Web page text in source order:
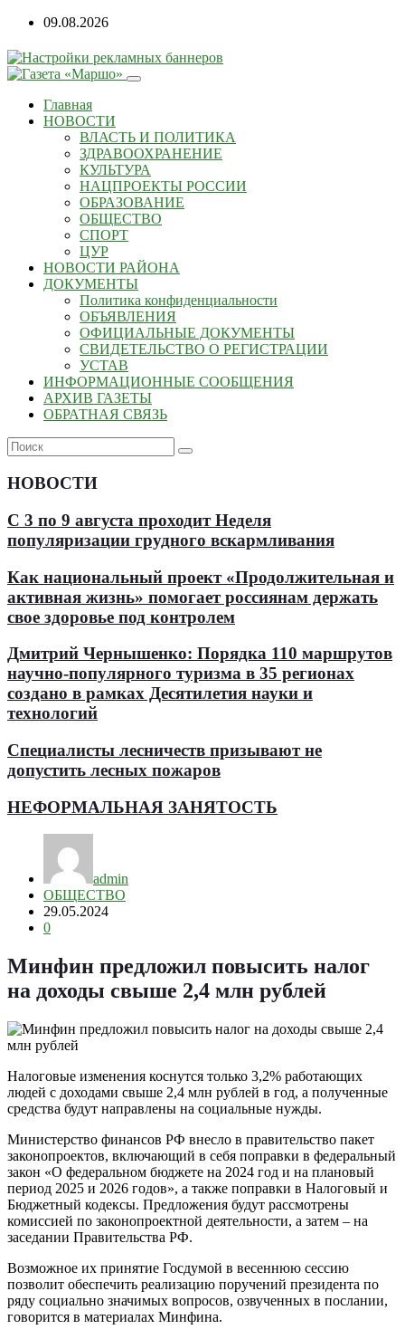
Перейти
содержанию
09.08.2026
Главная
НОВОСТИ
ВЛАСТЬ И ПОЛИТИКА
ЗДРАВООХРАНЕНИЕ
КУЛЬТУРА
НАЦПРОЕКТЫ РОССИИ
ОБРАЗОВАНИЕ
ОБЩЕСТВО
СПОРТ
ЦУР
НОВОСТИ РАЙОНА
ДОКУМЕНТЫ
Политика конфиденциальности
ОБЪЯВЛЕНИЯ
ОФИЦИАЛЬНЫЕ ДОКУМЕНТЫ
СВИДЕТЕЛЬСТВО О РЕГИСТРАЦИИ
УСТАВ
ИНФОРМАЦИОННЫЕ СООБЩЕНИЯ
АРХИВ ГАЗЕТЫ
ОБРАТНАЯ СВЯЗЬ
НОВОСТИ
С 3 по 9 августа проходит Неделя
популяризации грудного вскармливания
Как национальный проект «Продолжительная и
активная жизнь» помогает россиянам держать
свое здоровье под контролем
Дмитрий Чернышенко: Порядка 110 маршрутов
научно-популярного туризма в 35 регионах
создано в рамках Десятилетия науки и
технологий
Специалисты лесничеств призывают не
допустить лесных пожаров
НЕФОРМАЛЬНАЯ ЗАНЯТОСТЬ
admin
ОБЩЕСТВО
29.05.2024
0
Минфин предложил повысить налог
на доходы свыше 2,4 млн рублей
Налоговые изменения коснутся только 3,2% работающих
людей с доходами свыше 2,4 млн рублей в год, а полученные
средства будут направлены на социальные нужды.
Министерство финансов РФ внесло в правительство пакет
законопроектов, включающий в себя поправки в федеральный
закон «О федеральном бюджете на 2024 год и на плановый
период 2025 и 2026 годов», а также поправки в Налоговый и
Бюджетный кодексы. Предложения будут рассмотрены
комиссией по законопроектной деятельности, а затем – на
заседании Правительства РФ.
Возможное их принятие Госдумой в весеннюю сессию
позволит обеспечить реализацию поручений президента по
ряду социально значимых вопросов, озвученных в послании,
говорится в материалах Минфина.